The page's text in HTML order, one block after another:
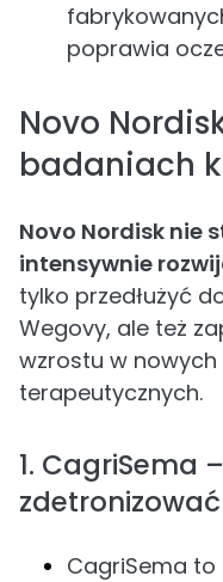
poprawia
Novo
badaniach
Novo Nordisk nie
intensywnie
tylko przedłużyć
Wegovy, ale też
wzrostu w
terapeutycznych.
1. CagriSema
CagriSema to